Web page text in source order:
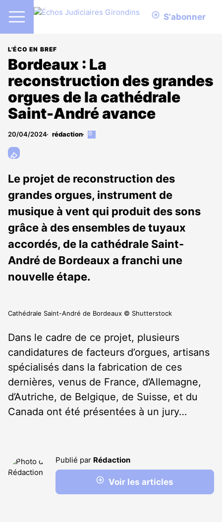
S'abonner
L'ÉCO EN BREF
Bordeaux : La
reconstruction des grandes
orgues de la cathédrale
Saint-André avance
20/04/2024 rédaction
Cet
abonnés
Le projet de reconstruction des
grandes orgues, instrument de
musique à vent qui produit des sons
grâce à des ensembles de tuyaux
accordés, de la cathédrale Saint-
André de Bordeaux a franchi une
nouvelle étape.
Cathédrale Saint-André de Bordeaux © Shutterstock
Dans le cadre de ce projet, plusieurs
candidatures de facteurs d’orgues, artisans
spécialisés dans la fabrication de ces
dernières, venus de France, d’Allemagne,
d’Autriche, de Belgique, de Suisse, et du
Canada ont été présentées à un jury…
Publié par Rédaction
Voir les articles